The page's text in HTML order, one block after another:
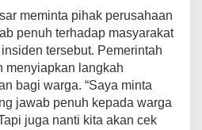
i
a
K
n
meminta pihak perusahaan
penuh terhadap masyarakat
tersebut. Pemerintah
menyiapkan langkah
bagi warga. “Saya minta
jawab penuh kepada warga
juga nanti kita akan cek